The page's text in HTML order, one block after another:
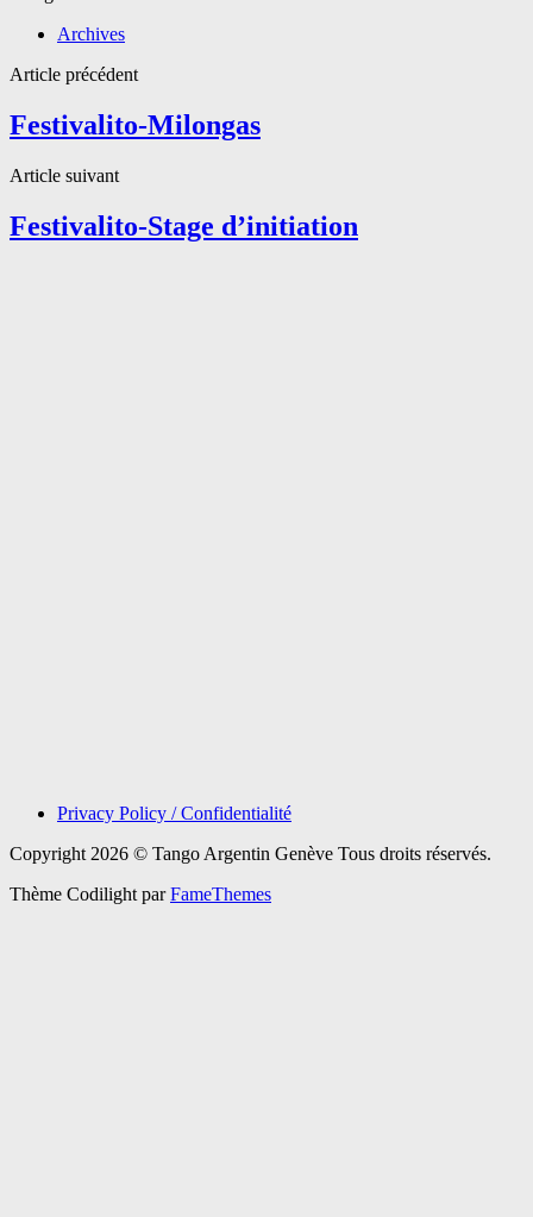
Archives
Article précédent
Festivalito-Milongas
Article suivant
Festivalito-Stage d’initiation
Privacy Policy / Confidentialité
Copyright 2026 © Tango Argentin Genève Tous droits réservés.
Thème Codilight parFameThemes